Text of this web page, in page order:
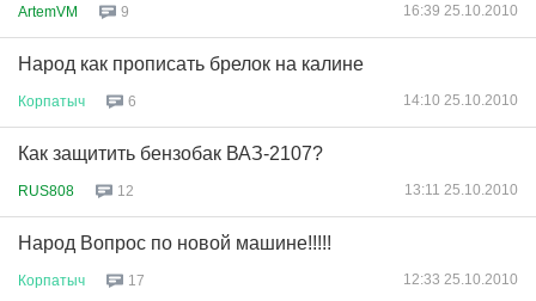
ArtemVM 9 16:39 25.10.2010
Народ как прописать брелок на калине
Корпатыч 6 14:10 25.10.2010
Как защитить бензобак ВАЗ-2107?
RUS808 12 13:11 25.10.2010
Народ Вопрос по новой машине!!!!!
Корпатыч 17 12:33 25.10.2010